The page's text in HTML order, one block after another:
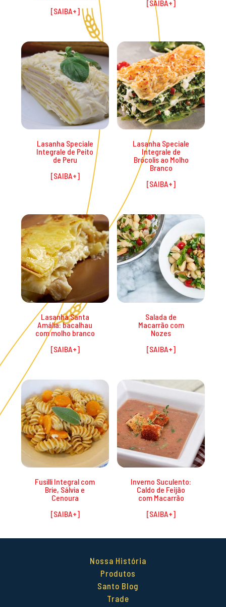
Lasanha Speciale
Integrale de Peito
de Peru
Lasanha Speciale
Integrale de
Brócolis ao Molho
Branco
Lasanha Santa
Amália: bacalhau
com molho branco
Salada de
Macarrão com
Nozes
Fusilli Integral com
Brie, Sálvia e
Cenoura
Inverno Suculento:
Caldo de Feijão
com Macarrão
Nossa História
Produtos
Santo Blog
Trade